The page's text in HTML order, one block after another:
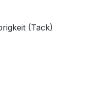
(Tack)